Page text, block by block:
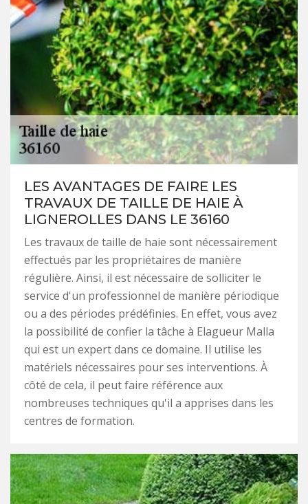
LES AVANTAGES DE FAIRE LES
TRAVAUX DE TAILLE DE HAIE À
LIGNEROLLES DANS LE 36160
Les travaux de taille de haie sont nécessairement
effectués par les propriétaires de manière
régulière. Ainsi, il est nécessaire de solliciter le
service d'un professionnel de manière périodique
ou a des périodes prédéfinies. En effet, vous avez
la possibilité de confier la tâche à Elagueur Malla
qui est un expert dans ce domaine. Il utilise les
matériels nécessaires pour ses interventions. À
côté de cela, il peut faire référence aux
nombreuses techniques qu'il a apprises dans les
centres de formation.